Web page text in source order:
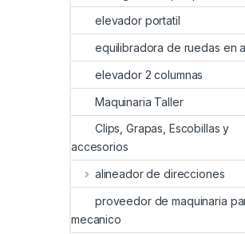
elevador portatil
equilibradora de ruedas en
elevador 2 columnas
Maquinaria Taller
Clips, Grapas, Escobillas y
accesorios
alineador de direcciones
proveedor de maquinaria
mecanico